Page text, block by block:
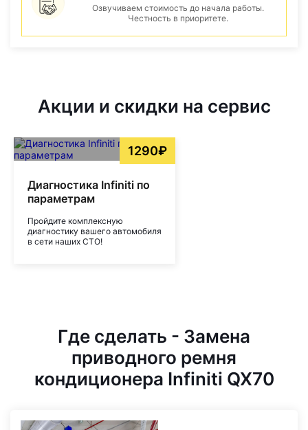
Озвучиваем стоимость до начала работы.
Честность в приоритете.
Акции и скидки на сервис
1290₽
Диагностика Infiniti по
параметрам
Пройдите комплексную
диагностику вашего автомобиля
в сети наших СТО!
Где сделать - Замена
приводного ремня
кондиционера Infiniti QX70